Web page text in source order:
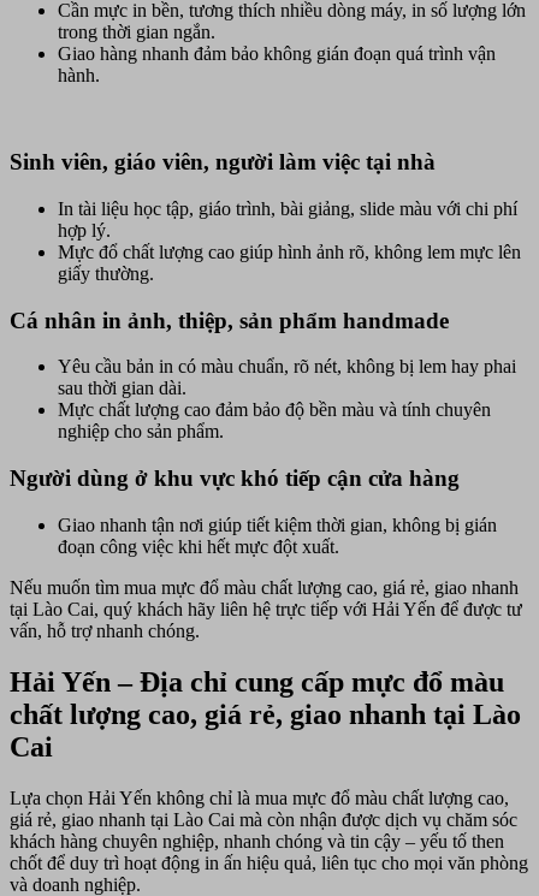
Cần mực in bền, tương thích nhiều dòng máy, in số lượng lớn
trong thời gian ngắn.
Giao hàng nhanh đảm bảo không gián đoạn quá trình vận
hành.
Sinh viên, giáo viên, người làm việc tại nhà
In tài liệu học tập, giáo trình, bài giảng, slide màu với chi phí
hợp lý.
Mực đổ chất lượng cao giúp hình ảnh rõ, không lem mực lên
giấy thường.
Cá nhân in ảnh, thiệp, sản phẩm handmade
Yêu cầu bản in có màu chuẩn, rõ nét, không bị lem hay phai
sau thời gian dài.
Mực chất lượng cao đảm bảo độ bền màu và tính chuyên
nghiệp cho sản phẩm.
Người dùng ở khu vực khó tiếp cận cửa hàng
Giao nhanh tận nơi giúp tiết kiệm thời gian, không bị gián
đoạn công việc khi hết mực đột xuất.
Nếu muốn tìm mua mực đổ màu chất lượng cao, giá rẻ, giao nhanh
tại Lào Cai, quý khách hãy liên hệ trực tiếp với Hải Yến để được tư
vấn, hỗ trợ nhanh chóng.
Hải Yến – Địa chỉ cung cấp mực đổ màu
chất lượng cao, giá rẻ, giao nhanh tại Lào
Cai
Lựa chọn Hải Yến không chỉ là mua mực đổ màu chất lượng cao,
giá rẻ, giao nhanh tại Lào Cai mà còn nhận được dịch vụ chăm sóc
khách hàng chuyên nghiệp, nhanh chóng và tin cậy – yếu tố then
chốt để duy trì hoạt động in ấn hiệu quả, liên tục cho mọi văn phòng
và doanh nghiệp.